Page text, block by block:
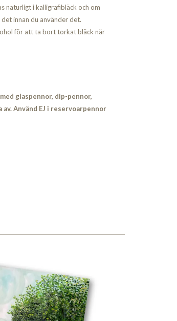
naturligt i kalligrafibläck och om
innan du använder det.
för att ta bort torkat bläck när
glaspennor, dip-pennor,
Använd EJ i reservoarpennor